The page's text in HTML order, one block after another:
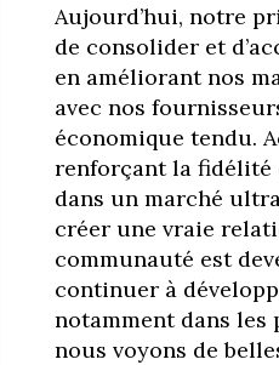
Aujourd’hui, notre
de consolider et
en améliorant nos
avec nos
économique tendu.
renforçant la fidélité
dans un marché
créer une vraie
communauté est
continuer à
notamment dans les
nous voyons de